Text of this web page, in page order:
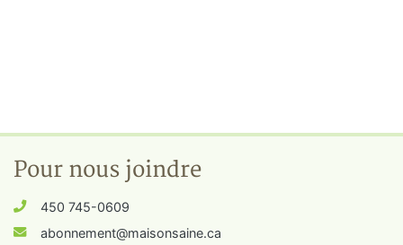
Pour nous joindre
450 745-0609
abonnement@maisonsaine.ca